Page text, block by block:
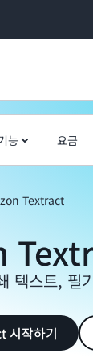
능 요금
Textract
텍스트, 필
시작하기